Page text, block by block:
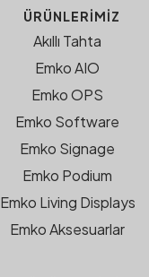
ÜRÜNLERIMIZ
Akıllı Tahta
Emko AIO
Emko OPS
Emko Software
Emko Signage
Emko Podium
Emko Living Displays
Emko Aksesuarlar